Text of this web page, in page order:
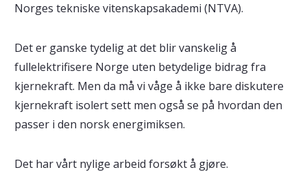
Norges tekniske vitenskapsakademi (NTVA).
Det er ganske tydelig at det blir vanskelig å
fullelektrifisere Norge uten betydelige bidrag fra
kjernekraft. Men da må vi våge å ikke bare diskutere
kjernekraft isolert sett men også se på hvordan den
passer i den norsk energimiksen.
Det har vårt nylige arbeid forsøkt å gjøre.